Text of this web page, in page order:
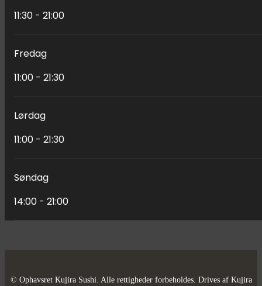
11:30 - 21:00
Fredag
11:00 - 21:30
Lørdag
11:00 - 21:30
Søndag
14:00 - 21:00
© Ophavsret Kujira Sushi. Alle rettigheder forbeholdes. Drives af Kujira